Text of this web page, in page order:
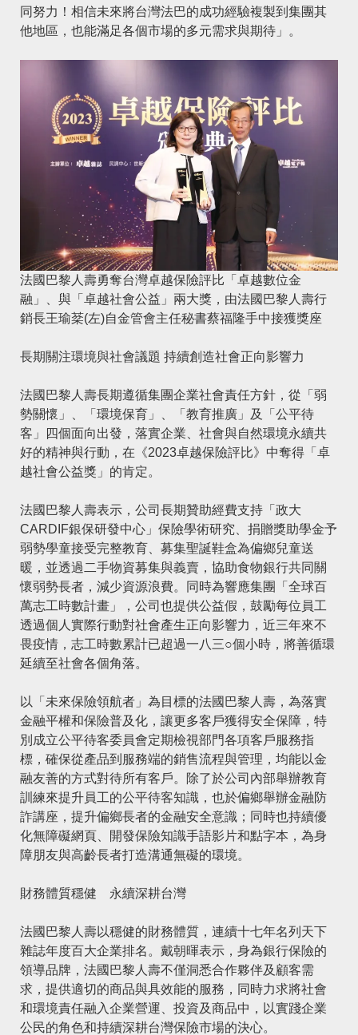
同努力！相信未來將台灣法巴的成功經驗複製到集團其
他地區，也能滿足各個市場的多元需求與期待」。
法國巴黎人壽勇奪台灣卓越保險評比「卓越數位金
融」、與「卓越社會公益」兩大獎，由法國巴黎人壽行
銷長王瑜棻(左)自金管會主任秘書蔡福隆手中接獲獎座
長期關注環境與社會議題 持續創造社會正向影響力
法國巴黎人壽長期遵循集團企業社會責任方針，從「弱
勢關懷」、「環境保育」、「教育推廣」及「公平待
客」四個面向出發，落實企業、社會與自然環境永續共
好的精神與行動，在《2023卓越保險評比》中奪得「卓
越社會公益獎」的肯定。
法國巴黎人壽表示，公司長期贊助經費支持「 政大
CARDIF銀保研發中心 」保險學術研究、捐贈獎助學金予
弱勢學童接受完整教育、募集聖誕鞋盒為偏鄉兒童送
暖，並透過二手物資募集與義賣，協助食物銀行共同關
懷弱勢長者，減少資源浪費。同時為響應集團「全球百
萬志工時數計畫」，公司也提供公益假，鼓勵每位員工
透過個人實際行動對社會產生正向影響力，近三年來不
畏疫情，志工時數累計已超過一八三○個小時，將善循環
延續至社會各個角落。
以「未來保險領航者」為目標的法國巴黎人壽，為落實
金融平權和保險普及化，讓更多客戶獲得安全保障，特
別成立公平待客委員會定期檢視部門各項客戶服務指
標，確保從產品到服務端的銷售流程與管理，均能以金
融友善的方式對待所有客戶。除了於公司內部舉辦教育
訓練來提升員工的公平待客知識，也於偏鄉舉辦金融防
詐講座，提升偏鄉長者的金融安全意識；同時也持續優
化無障礙網頁、開發保險知識手語影片和點字本，為身
障朋友與高齡長者打造溝通無礙的環境。
財務體質穩健 永續深耕台灣
法國巴黎人壽以穩健的財務體質，連續十七年名列天下
雜誌年度百大企業排名。戴朝暉表示，身為銀行保險的
領導品牌，法國巴黎人壽不僅洞悉合作夥伴及顧客需
求，提供適切的商品與具效能的服務，同時力求將社會
和環境責任融入企業營運、投資及商品中，以實踐企業
公民的角色和持續深耕台灣保險市場的決心。